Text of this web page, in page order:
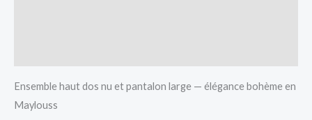
Ensemble haut dos nu et pantalon large — élégance bohème en
Maylouss